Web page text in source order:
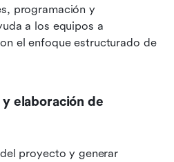
programación y
a los equipos a
el enfoque estructurado de
elaboración de
proyecto y generar